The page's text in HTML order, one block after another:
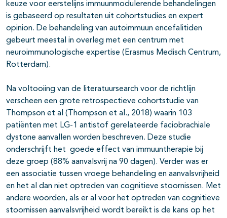
keuze voor eerstelijns immuunmodulerende behandelingen
is gebaseerd op resultaten uit cohortstudies en expert
opinion. De behandeling van autoimmuun encefalitiden
gebeurt meestal in overleg met een centrum met
neuroimmunologische expertise (Erasmus Medisch Centrum,
Rotterdam).
Na voltooiing van de literatuursearch voor de richtlijn
verscheen een grote retrospectieve cohortstudie van
Thompson et al (Thompson et al., 2018) waarin 103
patiënten met LG-1 antistof gerelateerde faciobrachiale
dystone aanvallen worden beschreven. Deze studie
onderschrijft het goede effect van immuuntherapie bij
deze groep (88% aanvalsvrij na 90 dagen). Verder was er
een associatie tussen vroege behandeling en aanvalsvrijheid
en het al dan niet optreden van cognitieve stoornissen. Met
andere woorden, als er al voor het optreden van cognitieve
stoornissen aanvalsvrijheid wordt bereikt is de kans op het